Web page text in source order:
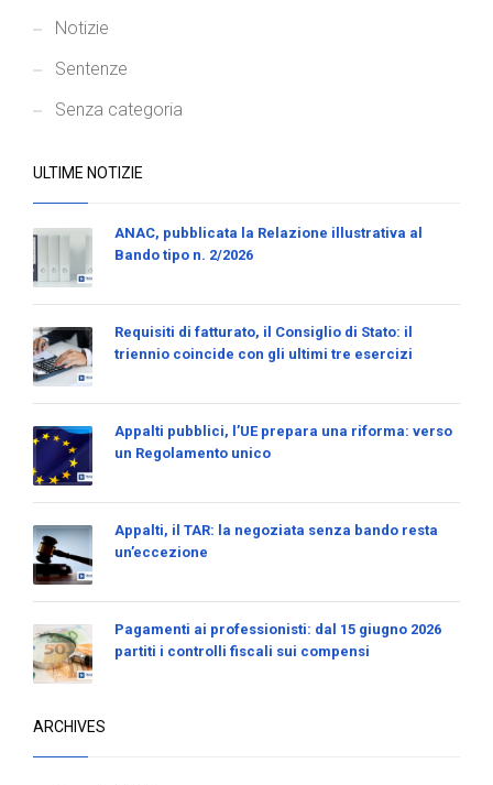
Notizie
Sentenze
Senza categoria
ULTIME NOTIZIE
ANAC, pubblicata la Relazione illustrativa al
Bando tipo n. 2/2026
Requisiti di fatturato, il Consiglio di Stato: il
triennio coincide con gli ultimi tre esercizi
Appalti pubblici, l’UE prepara una riforma: verso
un Regolamento unico
Appalti, il TAR: la negoziata senza bando resta
un’eccezione
Pagamenti ai professionisti: dal 15 giugno 2026
partiti i controlli fiscali sui compensi
ARCHIVES